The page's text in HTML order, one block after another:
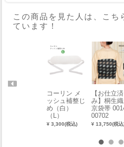
この商品を見た人は、こち
ています！
コーリン メ
ッシュ補整じ
め（白）
（L）
¥ 3,300(税込)
【お仕立済
み】桐生織
京袋帯
00702
¥ 13,750(税込